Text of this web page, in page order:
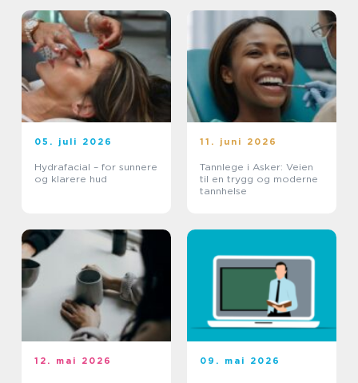
05. juli 2026
Hydrafacial – for sunnere
og klarere hud
11. juni 2026
Tannlege i Asker: Veien
til en trygg og moderne
tannhelse
12. mai 2026 09. mai 2026